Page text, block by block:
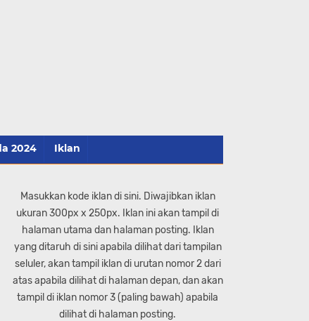
2024 Iklan
Masukkan kode iklan di sini. Diwajibkan iklan
ukuran 300px x 250px. Iklan ini akan tampil di
halaman utama dan halaman posting. Iklan
yang ditaruh di sini apabila dilihat dari tampilan
seluler, akan tampil iklan di urutan nomor 2 dari
atas apabila dilihat di halaman depan, dan akan
tampil di iklan nomor 3 (paling bawah) apabila
dilihat di halaman posting.